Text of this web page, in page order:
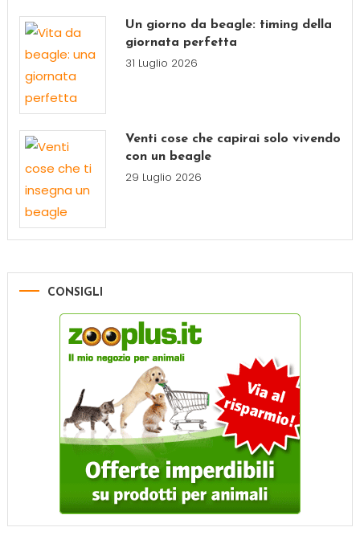
Un giorno da beagle: timing della
giornata perfetta
31 Luglio 2026
Venti cose che capirai solo vivendo
con un beagle
29 Luglio 2026
CONSIGLI